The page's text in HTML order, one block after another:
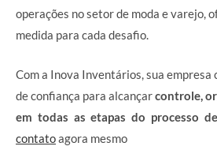
operações no setor de moda e varejo,
medida para cada desafio.
Com a Inova Inventários, sua empresa
de confiança para alcançarcontrole,
em todas as etapas do processo
contatoagora mesmo